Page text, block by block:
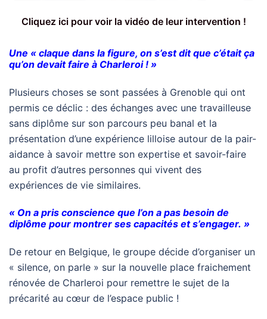
Cliquez ici pour voir la vidéo de leur intervention !
Une « claque dans la figure, on s’est dit que c’était ça
qu’on devait faire à Charleroi ! »
Plusieurs choses se sont passées à Grenoble qui ont
permis ce déclic : des échanges avec une travailleuse
sans diplôme sur son parcours peu banal et la
présentation d’une expérience lilloise autour de la pair-
aidance à savoir mettre son expertise et savoir-faire
au profit d’autres personnes qui vivent des
expériences de vie similaires.
« On a pris conscience que l’on a pas besoin de
diplôme pour montrer ses capacités et s’engager. »
De retour en Belgique, le groupe décide d’organiser un
« silence, on parle » sur la nouvelle place fraichement
rénovée de Charleroi pour remettre le sujet de la
précarité au cœur de l’espace public !